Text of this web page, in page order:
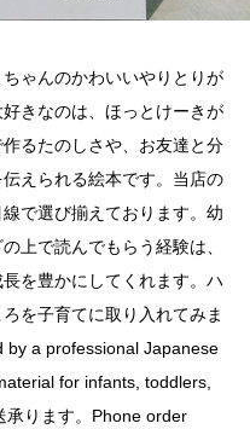
ゃんのかわいいやりとりが
きなのは、ほっとけーきが
るたのしさや、お友達と分
えられる絵本です。当店の
で選び揃えております。幼
上で読んでもらう経験は、
を豊かにしてくれます。ハ
を子育てに取り入れてみま
by a professional Japanese
for infants, toddlers,
承ります。Phone order